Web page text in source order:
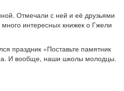
Отмечали с ней и её друзьями
интересных книжек о Гжели
праздник «Поставьте памятник
И вообще, наши школы молодцы.